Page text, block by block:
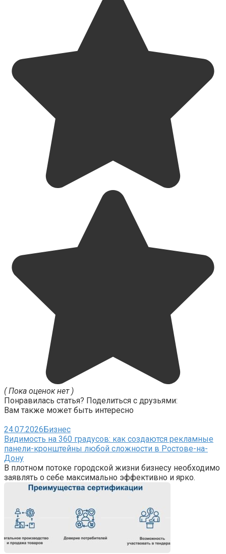
( Пока оценок нет )
Понравилась статья? Поделиться с друзьями:
Вам также может быть интересно
24.07.2026Бизнес
Видимость на 360 градусов: как создаются рекламные
панели-кронштейны любой сложности в Ростове-на-
Дону
В плотном потоке городской жизни бизнесу необходимо
заявлять о себе максимально эффективно и ярко.